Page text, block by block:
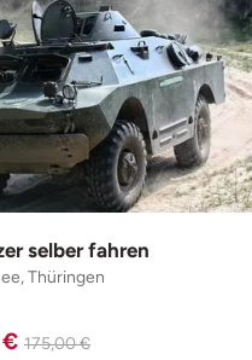
selber fahren
Thüringen
175,00 €